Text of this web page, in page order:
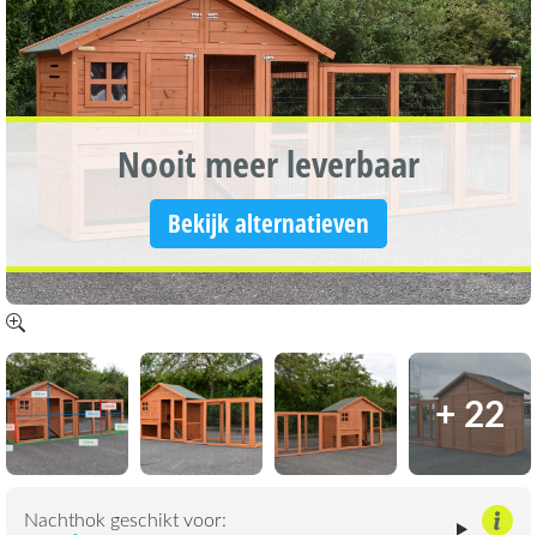
Nooit meer leverbaar
Bekijk alternatieven
+ 22
Nachthok geschikt voor: